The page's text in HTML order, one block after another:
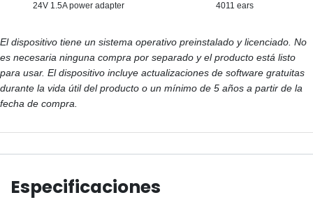
24V 1.5A power adapter 4011 ears
El dispositivo tiene un sistema operativo preinstalado y licenciado. No
es necesaria ninguna compra por separado y el producto está listo
para usar. El dispositivo incluye actualizaciones de software gratuitas
durante la vida útil del producto o un mínimo de 5 años a partir de la
fecha de compra.
Especificaciones